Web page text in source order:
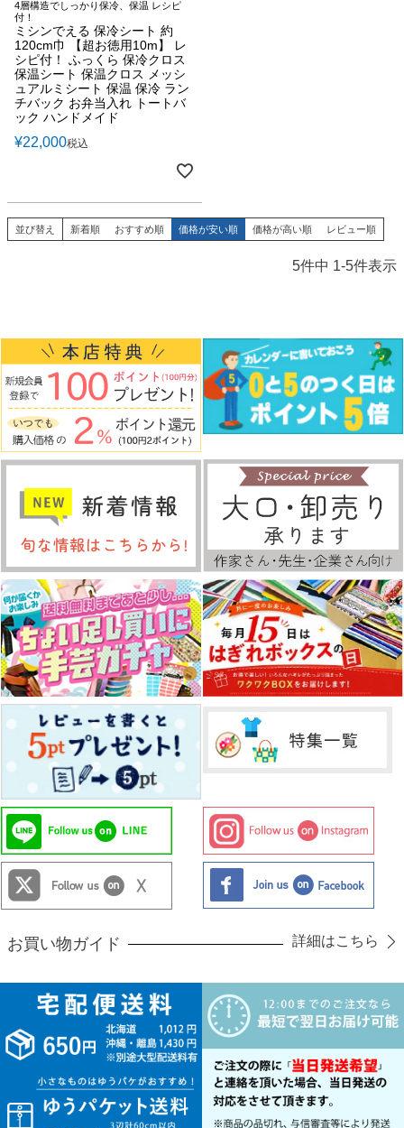
4層構造でしっかり保冷、保温 レシピ
付！
ミシンでえる 保冷シート 約
120cm巾 【超お徳用10m】 レ
シピ付！ ふっくら 保冷クロス
保温シート 保温クロス メッシ
ュアルミシート 保温 保冷 ラン
チバック お弁当入れ トートバ
ック ハンドメイド
¥22,000税込
並び替え 新着順 おすすめ順 価格が安い順 価格が高い順 レビュー順
5件中 1-5件表示
お買い物ガイド 詳細はこちら